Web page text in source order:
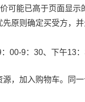
可能已高于页面显示
原则确定买受方，
00-9：30、下午13
，加入购物车。同